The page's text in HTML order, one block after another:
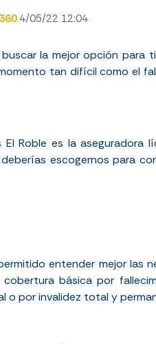
4/05/22 12:04
la mejor opción para
tan difícil como el
Roble es la aseguradora
escogernos para
entender mejor las
básica por
o por invalidez total y